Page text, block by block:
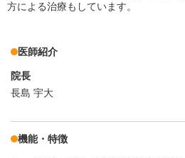
方による治療もしています。
医師紹介
院長
長島 宇大
機能・特徴